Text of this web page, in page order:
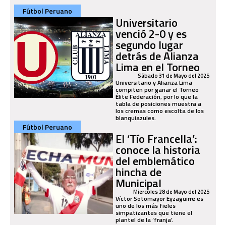
Fútbol Peruano
Universitario
venció 2-0 y es
segundo lugar
detrás de Alianza
Lima en el Torneo
Sábado 31 de Mayo del 2025
Universitario y Alianza Lima
compiten por ganar el Torneo
Élite Federación, por lo que la
tabla de posiciones muestra a
los cremas como escolta de los
blanquiazules.
Fútbol Peruano
El ‘Tío Francella’:
conoce la historia
del emblemático
hincha de
Municipal
Miercoles 28 de Mayo del 2025
Víctor Sotomayor Eyzaguirre es
uno de los más fieles
simpatizantes que tiene el
plantel de la ‘franja’.